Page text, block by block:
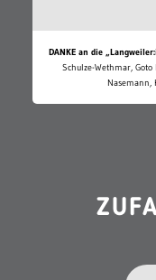
DANKE an die
Schulze-Wethmar,
Nasemann,